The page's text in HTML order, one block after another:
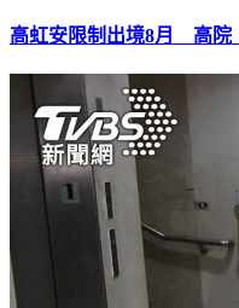
高虹安限制出境8月 高院